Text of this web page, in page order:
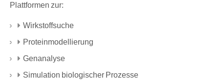
Plattformen zur:
Wirkstoffsuche
Proteinmodellierung
Genanalyse
Simulation biologischer Prozesse